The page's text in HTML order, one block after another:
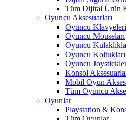
Tüm Dijital Ürün
Oyuncu Aksesuarları
Oyuncu Klavyeleri
Oyuncu Mouseları
Oyuncu
Oyuncu Koltukları
Oyuncu
Konsol
Mobil Oyun
Tüm Oyuncu
Oyunlar
Playstation &